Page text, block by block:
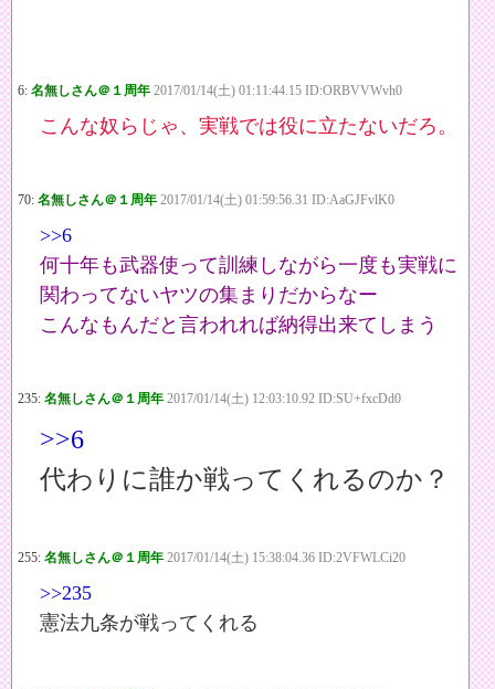
6: 名無しさん＠１周年 2017/01/14(土) 01:11:44.15 ID:ORBVVWvh0
こんな奴らじゃ、実戦では役に立たないだろ。
70: 名無しさん＠１周年 2017/01/14(土) 01:59:56.31 ID:AaGJFvlK0
>>6
何十年も武器使って訓練しながら一度も実戦に
関わってないヤツの集まりだからなー
こんなもんだと言われれば納得出来てしまう
235: 名無しさん＠１周年 2017/01/14(土) 12:03:10.92 ID:SU+fxcDd0
>>6
代わりに誰か戦ってくれるのか？
255: 名無しさん＠１周年 2017/01/14(土) 15:38:04.36 ID:2VFWLCi20
>>235
憲法九条が戦ってくれる